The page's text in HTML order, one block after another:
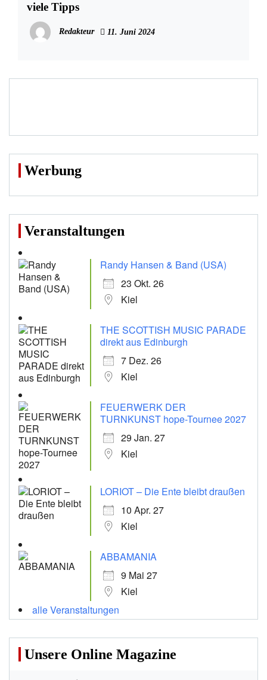
viele Tipps
Redakteur 11. Juni 2024
Werbung
Veranstaltungen
Randy Hansen & Band (USA)
23 Okt. 26
Kiel
THE SCOTTISH MUSIC PARADE
direkt aus Edinburgh
7 Dez. 26
Kiel
FEUERWERK DER
TURNKUNST hope-Tournee 2027
29 Jan. 27
Kiel
LORIOT – Die Ente bleibt draußen
10 Apr. 27
Kiel
ABBAMANIA
9 Mai 27
Kiel
alle Veranstaltungen
Unsere Online Magazine